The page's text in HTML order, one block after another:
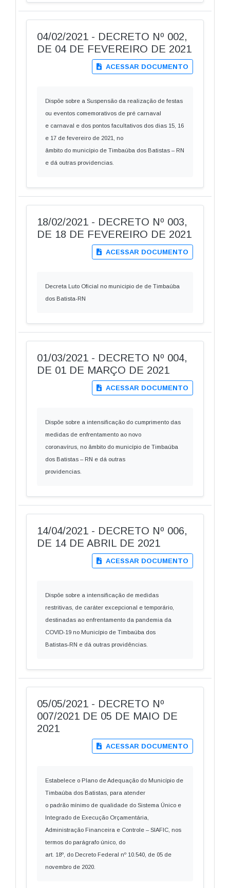
04/02/2021 - DECRETO Nº 002,
DE 04 DE FEVEREIRO DE 2021
ACESSAR DOCUMENTO
Dispõe sobre a Suspensão da realização de festas
ou eventos comemorativos de pré carnaval
e carnaval e dos pontos facultativos dos dias 15, 16
e 17 de fevereiro de 2021, no
âmbito do município de Timbaúba dos Batistas – RN
e dá outras providencias.
18/02/2021 - DECRETO Nº 003,
DE 18 DE FEVEREIRO DE 2021
ACESSAR DOCUMENTO
Decreta Luto Oficial no municipio de de Timbaúba
dos Batista-RN
01/03/2021 - DECRETO Nº 004,
DE 01 DE MARÇO DE 2021
ACESSAR DOCUMENTO
Dispõe sobre a intensificação do cumprimento das
medidas de enfrentamento ao novo
coronavírus, no âmbito do município de Timbaúba
dos Batistas – RN e dá outras
providencias.
14/04/2021 - DECRETO Nº 006,
DE 14 DE ABRIL DE 2021
ACESSAR DOCUMENTO
Dispõe sobre a intensificação de medidas
restritivas, de caráter excepcional e temporário,
destinadas ao enfrentamento da pandemia da
COVID-19 no Município de Timbaúba dos
Batistas-RN e dá outras providências.
05/05/2021 - DECRETO Nº
007/2021 DE 05 DE MAIO DE
2021
ACESSAR DOCUMENTO
Estabelece o Plano de Adequação do Município de
Timbaúba dos Batistas, para atender
o padrão mínimo de qualidade do Sistema Único e
Integrado de Execução Orçamentária,
Administração Financeira e Controle – SIAFIC, nos
termos do parágrafo único, do
art. 18º, do Decreto Federal nº 10.540, de 05 de
novembro de 2020.